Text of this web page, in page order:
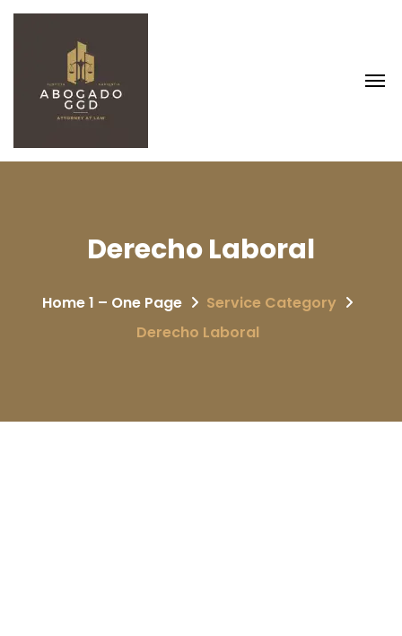
Derecho Laboral
Home 1 – One Page
Service Category
Derecho Laboral